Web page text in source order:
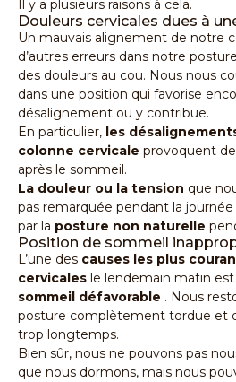
Il y a plusieurs raisons à cela.
Douleurs cervicales dues à
Un mauvais alignement de notre
d’autres erreurs dans notre
des douleurs au cou. Nous nous
dans une position qui favorise
désalignement ou y contribue.
En particulier, les
colonne cervicale provoquent
après le sommeil.
La douleur ou la tension que
pas remarquée pendant la
par la posture non naturelle
Position de sommeil
L’une des causes les plus
cervicales le lendemain matin
sommeil défavorable . Nous
posture complètement tordue et
trop longtemps.
Bien sûr, nous ne pouvons pas
que nous dormons, mais nous